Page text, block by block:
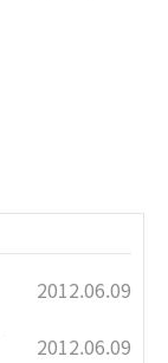
2012.06.09
2012.06.09